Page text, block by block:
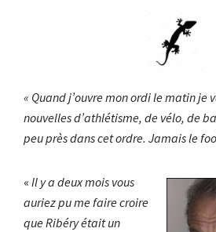
« Quand j’ouvre mon ordi le matin je
nouvelles d’athlétisme, de vélo, de
peu près dans cet ordre. Jamais le
« Il y a deux mois vous
auriez pu me faire croire
que Ribéry était un